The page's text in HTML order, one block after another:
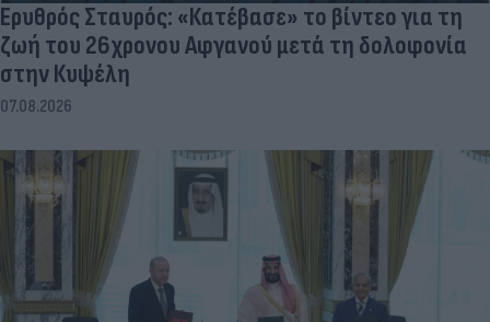
Ερυθρός Σταυρός: «Κατέβασε» το βίντεο για τη
ζωή του 26χρονου Αφγανού μετά τη δολοφονία
στην Κυψέλη
07.08.2026